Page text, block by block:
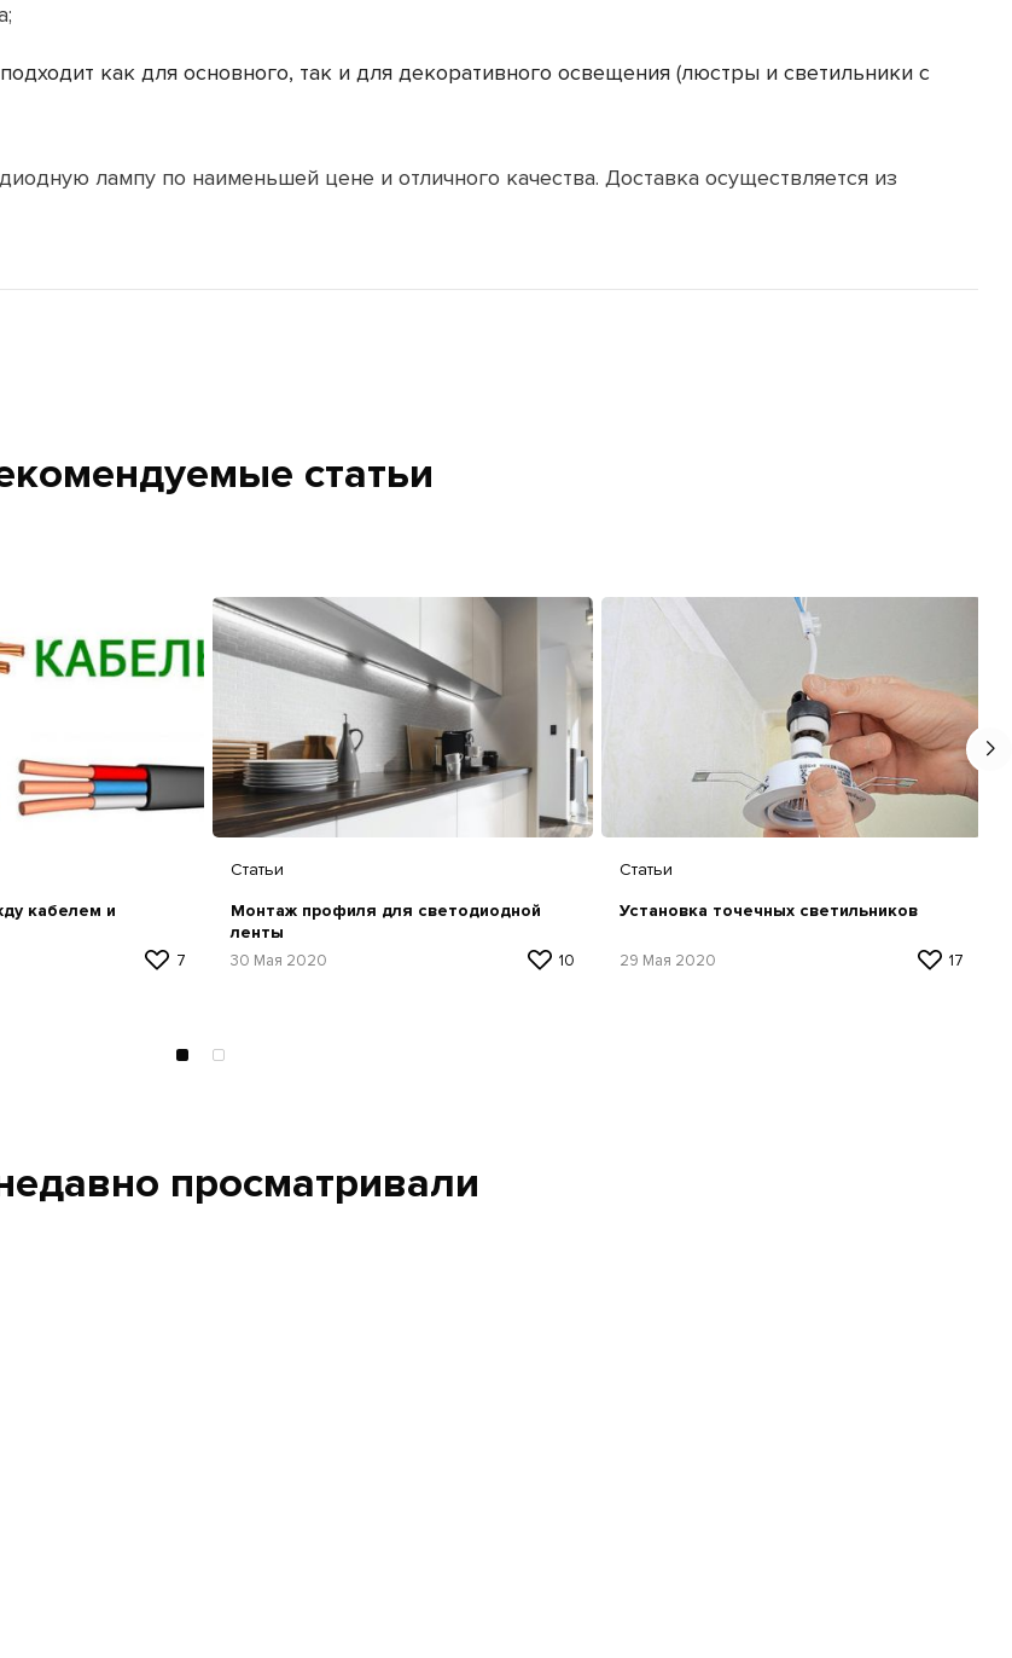
как для основного, так и для декоративного освещения (люстры и светильники с
лампу по наименьшей цене и отличного качества. Доставка осуществляется из
статьи
кабелем и
7
Статьи
Монтаж профиля для светодиодной
ленты
30 Мая 2020 10
Статьи
Установка точечных светильников
29 Мая 2020 17
просматривали